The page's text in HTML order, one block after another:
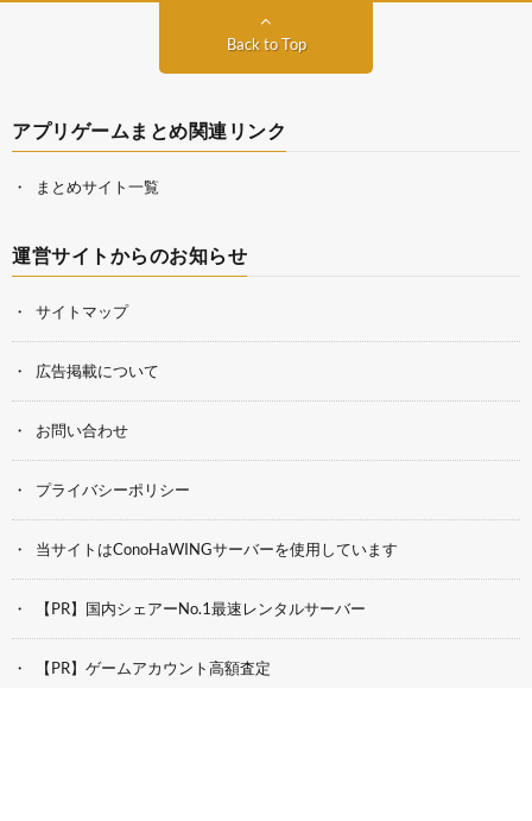
Back to Top
アプリゲームまとめ関連リンク
まとめサイト一覧
運営サイトからのお知らせ
サイトマップ
広告掲載について
お問い合わせ
プライバシーポリシー
当サイトはConoHaWINGサーバーを使用しています
【PR】国内シェアーNo.1最速レンタルサーバー
【PR】ゲームアカウント高額査定